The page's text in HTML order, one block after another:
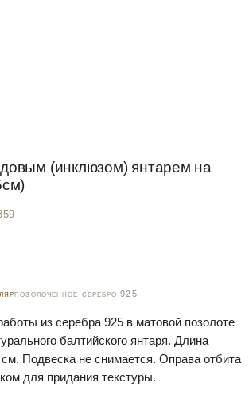
(инклюзом) янтарем на
позолоченное серебро 925
из серебра 925 в матовой позолоте
балтийского янтаря. Длина
см. Подвеска не снимается. Оправа отбита
для придания текстуры.